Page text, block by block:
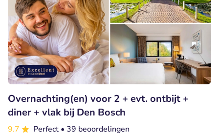
Overnachting(en) voor 2 + evt. ontbijt +
diner + vlak bij Den Bosch
9.7 Perfect • 39 beoordelingen